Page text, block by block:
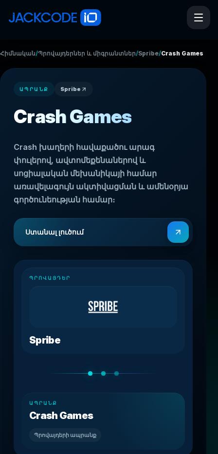
Հիմնական/Պրովայդերներ և միգրանտներ/Spribe/Crash Games
ԱՊՐԱՆՔ Spribe
Crash Games
Crash խաղերի հավաքածու արագ
փուլերով, ավտոմեքենաներով և
սոցիալական մեխանիկայի համար
առավելագույն ակտիվացման և ամենօրյա
գործունեության համար։
Ստանալ լուծում
ՊՐՈՎԱՅԴԵՐ
Spribe
ԱՊՐԱՆՔ
Crash Games
Պրովայդերի ապրանք